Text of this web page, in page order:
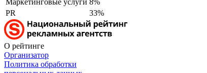
Маркетинговые услуги 8%
PR
33%
О рейтинге
Организатор
Политика обработки